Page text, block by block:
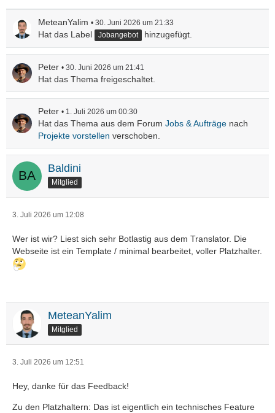
MeteanYalim 30. Juni 2026 um 21:33
Hat das Label Jobangebot hinzugefügt.
Peter 30. Juni 2026 um 21:41
Hat das Thema freigeschaltet.
Peter 1. Juli 2026 um 00:30
Hat das Thema aus dem Forum Jobs & Aufträge nach
Projekte vorstellen verschoben.
Baldini
Mitglied
3. Juli 2026 um 12:08
Wer ist wir? Liest sich sehr Botlastig aus dem Translator. Die
Webseite ist ein Template / minimal bearbeitet, voller Platzhalter.
MeteanYalim
Mitglied
3. Juli 2026 um 12:51
Hey, danke für das Feedback!
Zu den Platzhaltern: Das ist eigentlich ein technisches Feature